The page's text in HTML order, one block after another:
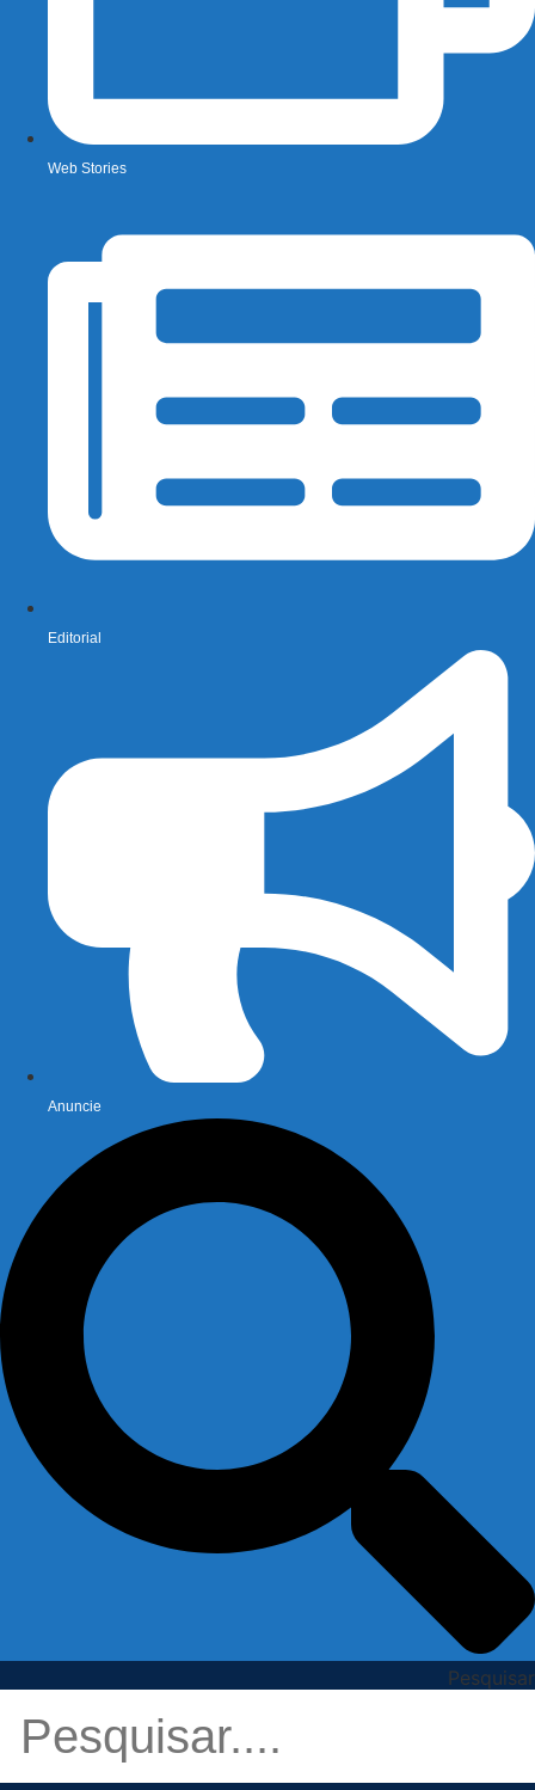
Web Stories
Editorial
Anuncie
Pesquisar